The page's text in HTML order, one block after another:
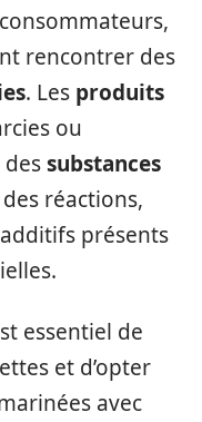
rencontrer des
. Les produits
ou
substances
réactions,
présents
essentiel de
et d’opter
avec